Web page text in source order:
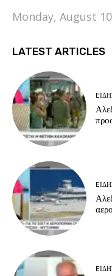
Monday, August
LATEST ARTICLES